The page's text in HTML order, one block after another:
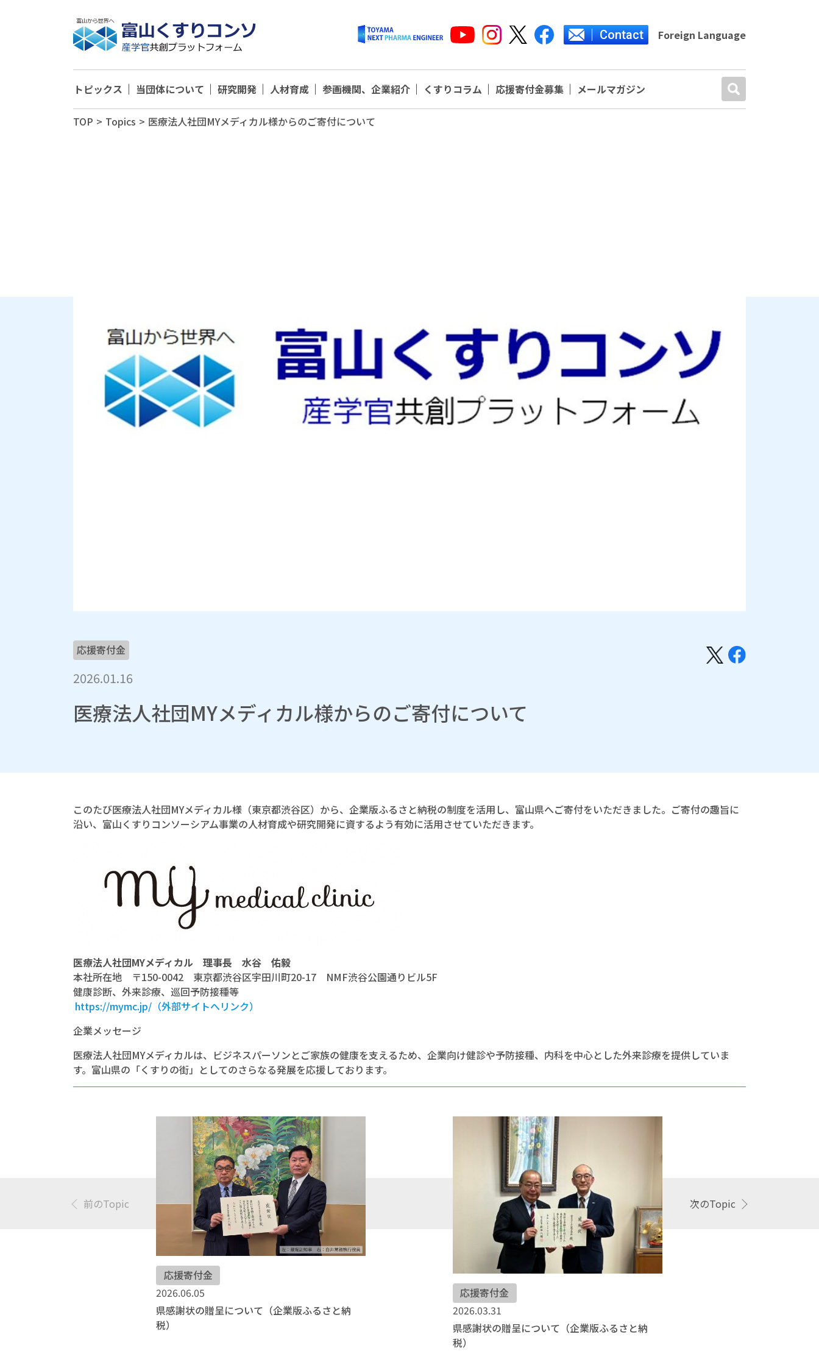
Contact Foreign Language
トピックス 当団体について 研究開発 人材育成 参画機関、企業紹介 くすりコラム 応援寄付金募集 メールマガジン
TOP > Topics > 医療法人社団MYメディカル様からのご寄付について
応援寄付金
2026.01.16
医療法人社団MYメディカル様からのご寄付について
このたび医療法人社団MYメディカル様（東京都渋谷区）から、企業版ふるさと納税の制度を活用し、富山県へご寄付をいただきました。ご寄付の趣旨に
沿い、富山くすりコンソーシアム事業の人材育成や研究開発に資するよう有効に活用させていただきます。
医療法人社団MYメディカル 理事長 水谷 佑毅
本社所在地 〒150-0042 東京都渋谷区宇田川町20-17 NMF渋谷公園通りビル5F
健康診断、外来診療、巡回予防接種等
https://mymc.jp/（外部サイトへリンク）
企業メッセージ
医療法人社団MYメディカルは、ビジネスパーソンとご家族の健康を支えるため、企業向け健診や予防接種、内科を中心とした外来診療を提供していま
す。富山県の「くすりの街」としてのさらなる発展を応援しております。
応援寄付金
2026.06.05
県感謝状の贈呈について（企業版ふるさと納
税）
応援寄付金
2026.03.31
県感謝状の贈呈について（企業版ふるさと納
税）
前のTopic 次のTopic